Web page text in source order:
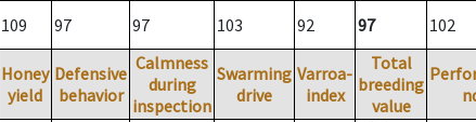
109 97 97 103 92 97 102
Honey
yield
Defensive
behavior
Calmness
during
inspection
Swarming
drive
Varroa-
index
Total
breeding
value